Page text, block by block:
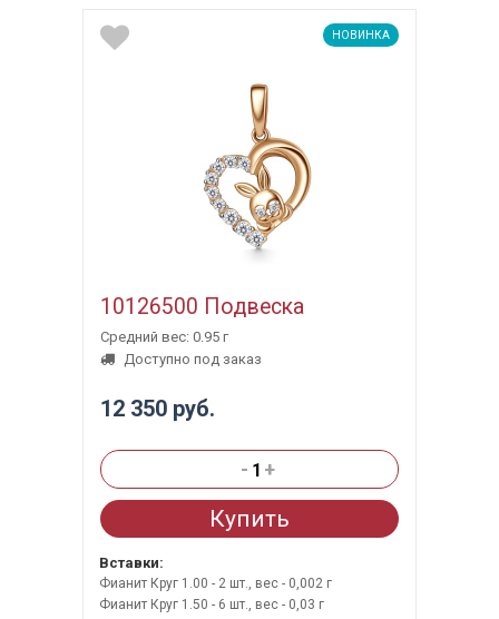
НОВИНКА
10126500 Подвеска
Средний вес: 0.95 г
Доступно под заказ
12 350 руб.
- +
Купить
Вставки:
Фианит Круг 1.00 - 2 шт., вес - 0,002 г
Фианит Круг 1.50 - 6 шт., вес - 0,03 г